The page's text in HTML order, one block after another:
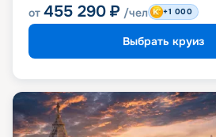
от 455 290 ₽ /чел +1 000
Выбрать круиз